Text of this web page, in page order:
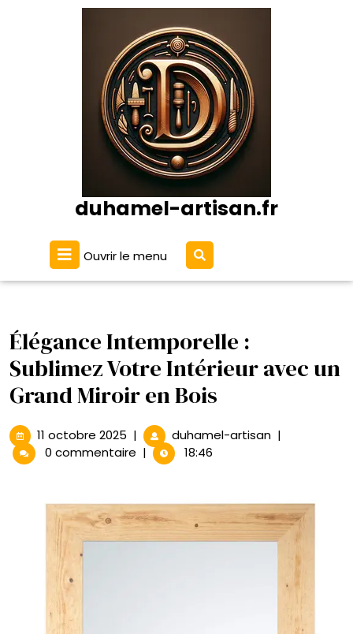
duhamel-artisan.fr
Ouvrir le menu Ouvrir
le
menu
Élégance Intemporelle :
Sublimez Votre Intérieur avec un
Grand Miroir en Bois
11 octobre 2025
octobre
| duhamel-artisanÉlégance
Votre
Intérieur
avec
Grand
Miroir
Bois
|
0 commentaire | 18:46